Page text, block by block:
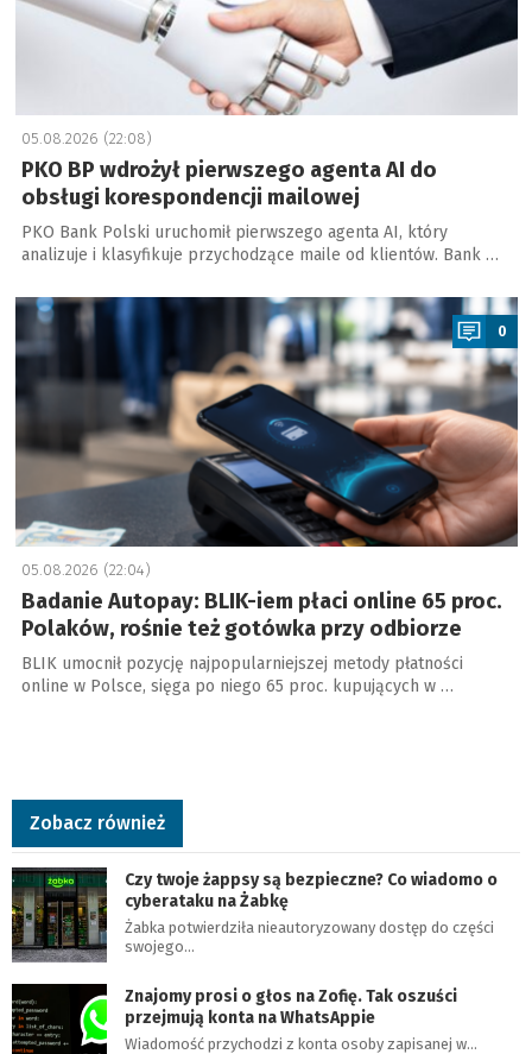
05.08.2026 (22:08)
PKO BP wdrożył pierwszego agenta AI do
obsługi korespondencji mailowej
PKO Bank Polski uruchomił pierwszego agenta AI, który
analizuje i klasyfikuje przychodzące maile od klientów. Bank …
a
0
05.08.2026 (22:04)
Badanie Autopay: BLIK-iem płaci online 65 proc.
Polaków, rośnie też gotówka przy odbiorze
BLIK umocnił pozycję najpopularniejszej metody płatności
online w Polsce, sięga po niego 65 proc. kupujących w …
Zobacz również
Czy twoje żappsy są bezpieczne? Co wiadomo o
cyberataku na Żabkę
Żabka potwierdziła nieautoryzowany dostęp do części
swojego…
Znajomy prosi o głos na Zofię. Tak oszuści
przejmują konta na WhatsAppie
Wiadomość przychodzi z konta osoby zapisanej w…